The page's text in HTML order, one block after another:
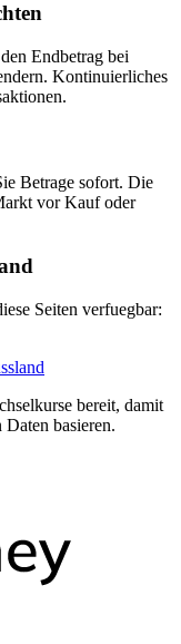
Endbetrag bei
Kontinuierliches
Betrage sofort. Die
vor Kauf oder
Seiten verfuegbar:
bereit, damit
basieren.